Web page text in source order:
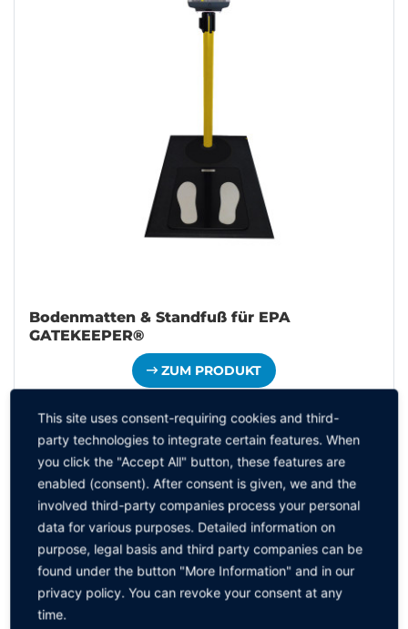
Bodenmatten & Standfuß für EPA
GATEKEEPER®
ZUM PRODUKT
This site uses consent-requiring cookies and third-
party technologies to integrate certain features. When
you click the "Accept All" button, these features are
enabled (consent). After consent is given, we and the
involved third-party companies process your personal
data for various purposes. Detailed information on
purpose, legal basis and third party companies can be
found under the button "More Information" and in our
privacy policy. You can revoke your consent at any
time.